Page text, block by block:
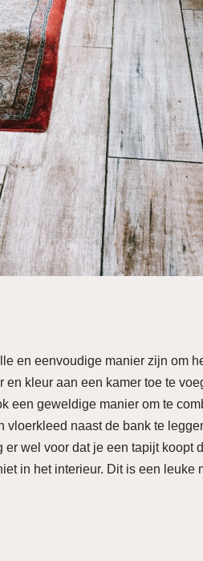
en eenvoudige manier zijn om
kleur aan een kamer toe te
een geweldige manier om te
naast de bank te
wel voor dat je een tapijt koopt
in het interieur. Dit is een leuke